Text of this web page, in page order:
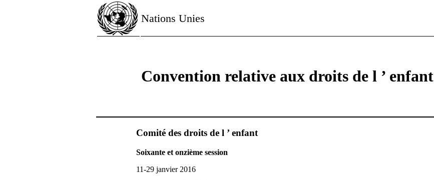
Nations Unies
Convention relative aux droits de l ’ enfant
Comité des droits de l ’ enfant
Soixante et onzième session
11-29 janvier 2016